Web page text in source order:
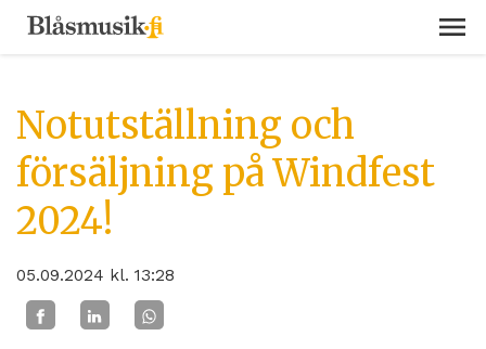
Notutställning och
försäljning på Windfest
2024!
05.09.2024 kl. 13:28